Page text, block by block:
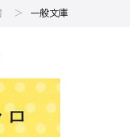
一般文庫